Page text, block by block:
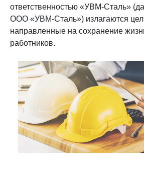
ответственностью «УВМ-Сталь»
ООО «УВМ-Сталь») излагаются
направленные на сохранение
работников.